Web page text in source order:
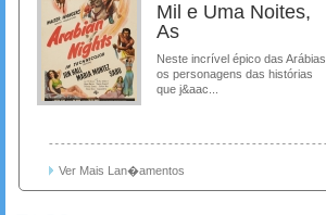
Mil e Uma Noites,
As
Neste incrível épico das Arábias,
os personagens das histórias
que j&aac...
Ver Mais Lan�amentos